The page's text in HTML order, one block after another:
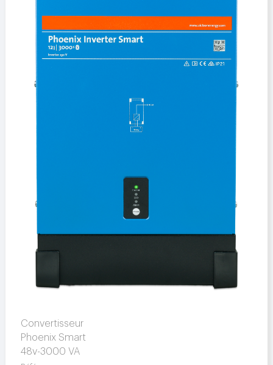
Convertisseur
Phoenix Smart
48v-3000 VA